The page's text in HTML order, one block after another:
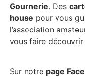
Gournerie. Des
house pour vous
l’association
vous faire
Sur notre page